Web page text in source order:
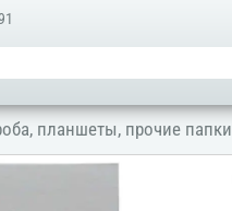
планшеты, прочие папки